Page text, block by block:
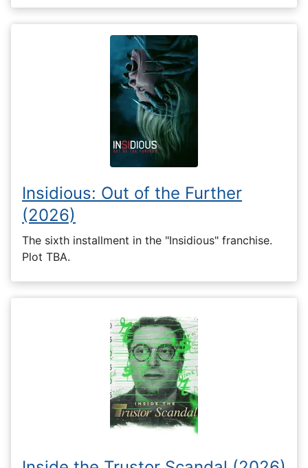
Insidious: Out of the Further
(2026)
The sixth installment in the "Insidious" franchise.
Plot TBA.